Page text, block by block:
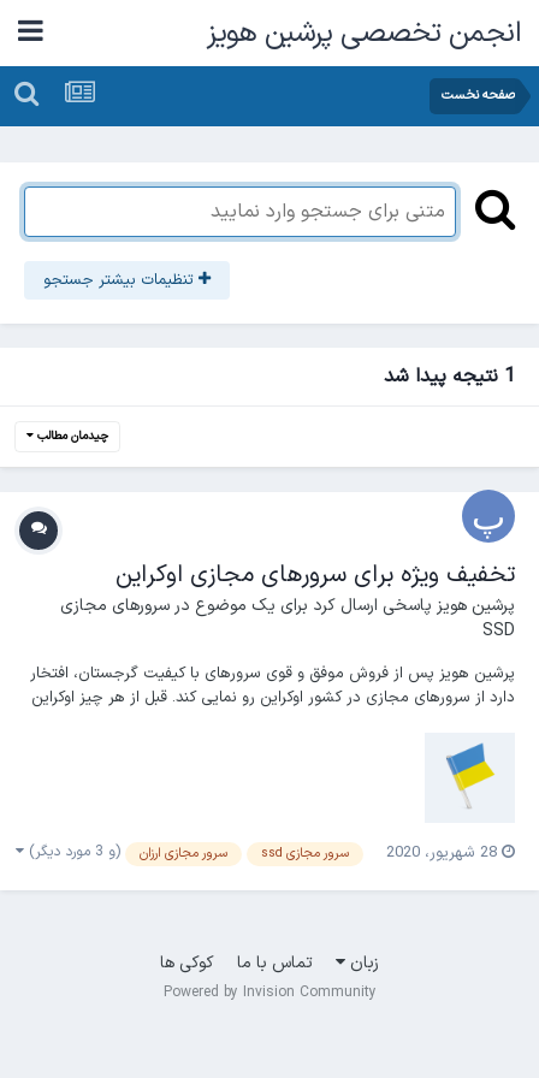
انجمن تخصصی پرشین هویز
صفحه نخست
تنظیمات بیشتر جستجو
1 نتیجه پیدا شد
چیدمان مطالب
تخفیف ویژه برای سرورهای مجازی اوکراین
پرشین هویز پاسخی ارسال کرد برای یک موضوع در سرورهای مجازی
SSD
پرشین هویز پس از فروش موفق و قوی سرورهای با کیفیت گرجستان، افتخار
دارد از سرورهای مجازی در کشور اوکراین رو نمایی کند. قبل از هر چیز اوکراین
بلاروس؛ از غرب با لهستان، اسلوواکی و مجارستان؛ از جنوب غربی با رومانی و
مولداوی هم‌مرز است و در...
28 شهریور، 2020 سرور مجازی ssd سرور مجازی ارزان (و 3 مورد دیگر)
زبان تماس با ما کوکی ها
Powered by Invision Community